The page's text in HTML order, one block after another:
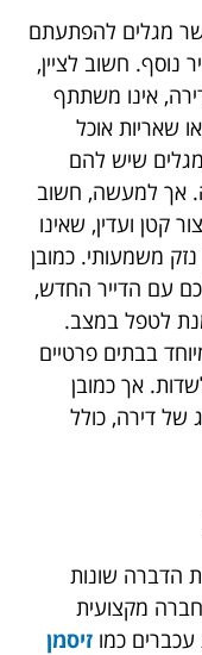
אשר מגלים להפתעתם
נוסף. חשוב לציין,
אינו משתתף
שאריות אוכל
שיש להם
אך למעשה, חשוב
קטן ועדין, שאינו
נזק משמעותי. כמובן
עם הדייר החדש,
לטפל במצב.
בבתים פרטיים
אך כמובן
של דירה, כולל
הדברה שונות
מקצועית
כמו זיסמן